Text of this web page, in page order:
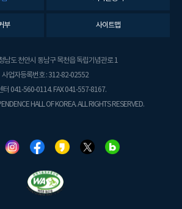
부 사이트맵
남도 천안시 동남구 목천읍 독립기념관로 1
사업자등록번호 : 312-82-02552
터 041-560-0114. FAX 041-557-8167.
HALL OF KOREA. ALL RIGHTS RESERVED.